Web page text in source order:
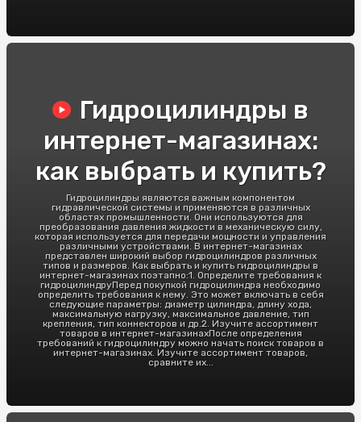
Гидроцилиндры в
интернет-магазинах:
как выбрать и купить?
Гидроцилиндры являются важным компонентом
гидравлической системы и применяются в различных
областях промышленности. Они используются для
преобразования давления жидкости в механическую силу,
которая используется для передачи мощности и управления
различными устройствами. В интернет-магазинах
представлен широкий выбор гидроцилиндров различных
типов и размеров. Как выбрать и купить гидроцилиндры в
интернет-магазинах поэтапно:1. Определите требования к
гидроцилиндруПеред покупкой гидроцилиндра необходимо
определить требования к нему. Это может включать в себя
следующие параметры: диаметр цилиндра, длину хода,
максимальную нагрузку, максимальное давление, тип
крепления, тип коннекторов и др.2. Изучите ассортимент
товаров в интернет-магазинахПосле определения
требований к гидроцилиндру можно начать поиск товаров в
интернет-магазинах. Изучите ассортимент товаров,
сравните их...